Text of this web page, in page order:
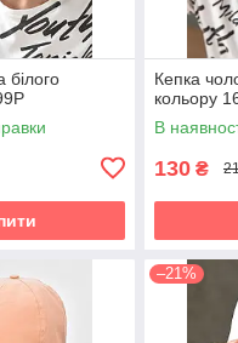
білого
Кепка
кольору
В
130 ₴
–21%